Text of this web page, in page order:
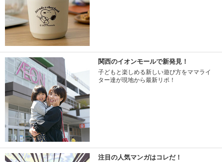
関西のイオンモールで新発見！
子どもと楽しめる新しい遊び方をママライ
ター達が現地から最新リポ！
注目の人気マンガはコレだ！